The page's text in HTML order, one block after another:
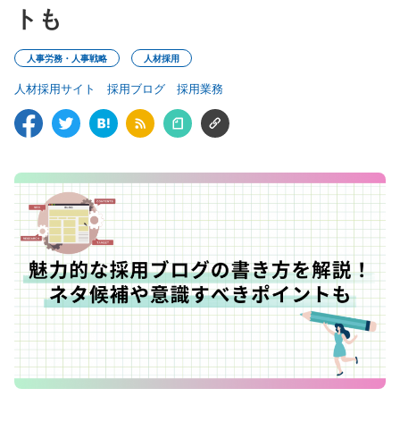
トも
人事労務・人事戦略 人材採用
人材採用サイト 採用ブログ 採用業務